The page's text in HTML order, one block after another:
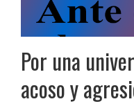
Por una
acoso y